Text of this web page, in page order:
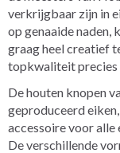
verkrijgbaar zijn in
op genaaide naden,
graag heel creatief
topkwaliteit precies
De houten knopen
geproduceerd
accessoire voor alle
De verschillende